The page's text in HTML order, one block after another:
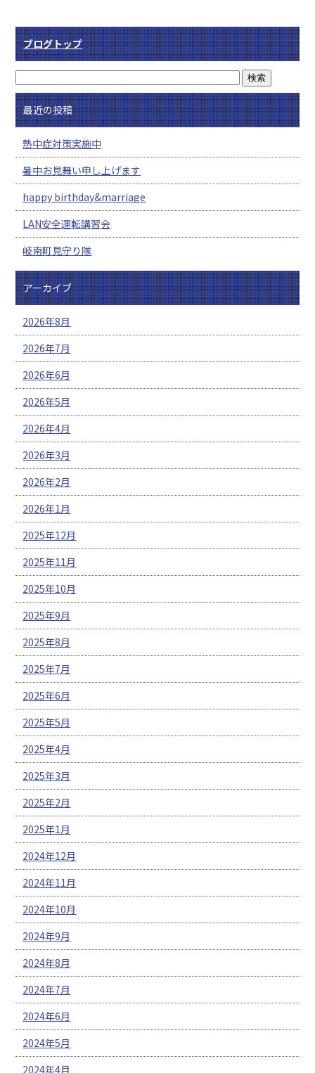
ブログトップ
最近の投稿
熱中症対策実施中
暑中お見舞い申し上げます
happy birthday&marriage
LAN安全運転講習会
岐南町見守り隊
アーカイブ
2026年8月
2026年7月
2026年6月
2026年5月
2026年4月
2026年3月
2026年2月
2026年1月
2025年12月
2025年11月
2025年10月
2025年9月
2025年8月
2025年7月
2025年6月
2025年5月
2025年4月
2025年3月
2025年2月
2025年1月
2024年12月
2024年11月
2024年10月
2024年9月
2024年8月
2024年7月
2024年6月
2024年5月
2024年4月